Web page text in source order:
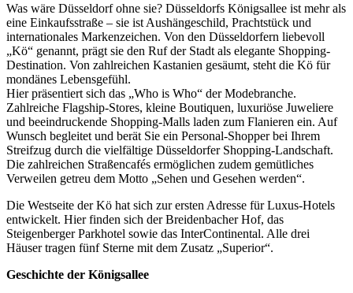
Was wäre Düsseldorf ohne sie? Düsseldorfs Königsallee ist mehr als
eine Einkaufsstraße – sie ist Aushängeschild, Prachtstück und
internationales Markenzeichen. Von den Düsseldorfern liebevoll
„Kö“ genannt, prägt sie den Ruf der Stadt als elegante Shopping-
Destination. Von zahlreichen Kastanien gesäumt, steht die Kö für
mondänes Lebensgefühl.
Hier präsentiert sich das „Who is Who“ der Modebranche.
Zahlreiche Flagship-Stores, kleine Boutiquen, luxuriöse Juweliere
und beeindruckende Shopping-Malls laden zum Flanieren ein. Auf
Wunsch begleitet und berät Sie ein Personal-Shopper bei Ihrem
Streifzug durch die vielfältige Düsseldorfer Shopping-Landschaft.
Die zahlreichen Straßencafés ermöglichen zudem gemütliches
Verweilen getreu dem Motto „Sehen und Gesehen werden“.
Die Westseite der Kö hat sich zur ersten Adresse für Luxus-Hotels
entwickelt. Hier finden sich der Breidenbacher Hof, das
Steigenberger Parkhotel sowie das InterContinental. Alle drei
Häuser tragen fünf Sterne mit dem Zusatz „Superior“.
Geschichte der Königsallee